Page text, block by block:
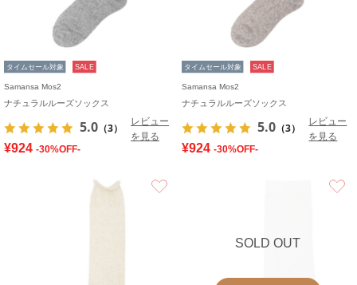
タイムセール対象 SALE
Samansa Mos2
ナチュラルルーズソックス
5.0 （3）
レビュー
を見る
¥924 -30%OFF-
タイムセール対象 SALE
Samansa Mos2
ナチュラルルーズソックス
5.0 （3）
レビュー
を見る
¥924 -30%OFF-
SOLD OUT